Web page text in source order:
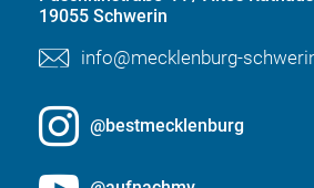
19055 Schwerin
info@mecklenburg-
@bestmecklenburg